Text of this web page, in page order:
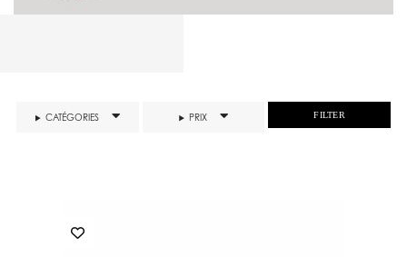
CATÉGORIES PRIX FILTER